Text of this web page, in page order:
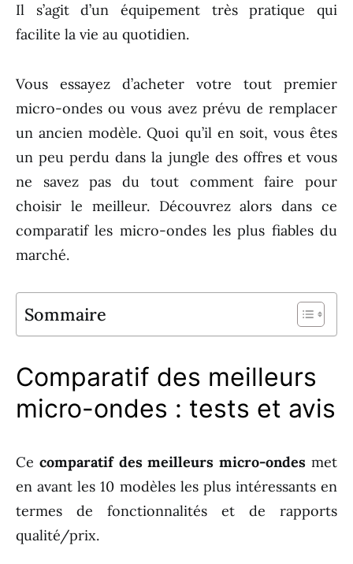
Il s’agit d’un équipement très pratique qui
facilite la vie au quotidien.
Vous essayez d’acheter votre tout premier
micro-ondes ou vous avez prévu de remplacer
un ancien modèle. Quoi qu’il en soit, vous êtes
un peu perdu dans la jungle des offres et vous
ne savez pas du tout comment faire pour
choisir le meilleur. Découvrez alors dans ce
comparatif les micro-ondes les plus fiables du
marché.
Sommaire
Comparatif des meilleurs
micro-ondes : tests et avis
Ce comparatif des meilleurs micro-ondes met
en avant les 10 modèles les plus intéressants en
termes de fonctionnalités et de rapports
qualité/prix.